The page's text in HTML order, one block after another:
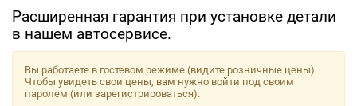
Расширенная гарантия при установке детали
в нашем автосервисе.
Вы работаете в гостевом режиме (видите розничные цены).
Чтобы увидеть свои цены, вам нужно войти под своим
паролем (или зарегистрироваться).